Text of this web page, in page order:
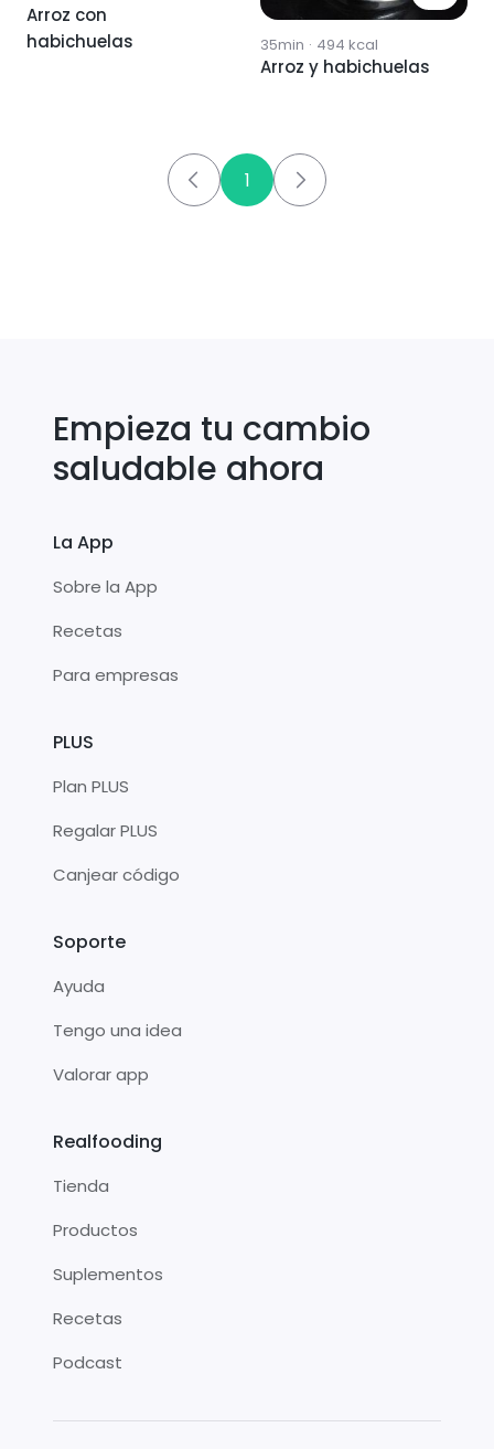
Arroz con
habichuelas
35min · 494 kcal
Arroz y habichuelas
1
Empieza tu cambio
saludable ahora
La App
Sobre la App
Recetas
Para empresas
PLUS
Plan PLUS
Regalar PLUS
Canjear código
Soporte
Ayuda
Tengo una idea
Valorar app
Realfooding
Tienda
Productos
Suplementos
Recetas
Podcast